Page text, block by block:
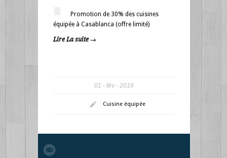
Promotion de 30% des cuisines
équipée à Casablanca (offre limité)
Lire La suite →
01 fév 2016
Cuisine équipée